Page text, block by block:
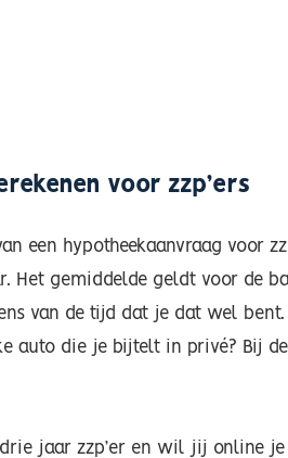
voor zzp’ers
een hypotheekaanvraag voor
Het gemiddelde geldt voor de
van de tijd dat je dat wel bent.
auto die je bijtelt in privé? Bij
jaar zzp’er en wil jij online je